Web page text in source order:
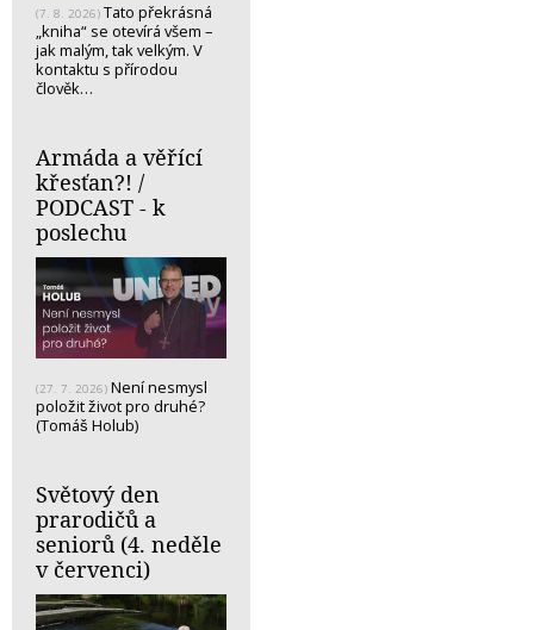
(7. 8. 2026) Tato překrásná
„kniha“ se otevírá všem –
jak malým, tak velkým. V
kontaktu s přírodou
člověk…
Armáda a věřící
křesťan?! /
PODCAST - k
poslechu
(27. 7. 2026) Není nesmysl
položit život pro druhé?
(Tomáš Holub)
Světový den
prarodičů a
seniorů (4. neděle
v červenci)